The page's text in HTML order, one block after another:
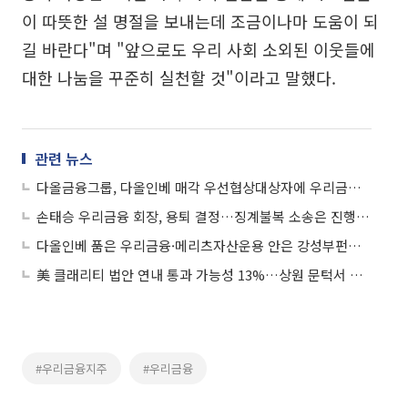
이 따뜻한 설 명절을 보내는데 조금이나마 도움이 되
길 바란다"며 "앞으로도 우리 사회 소외된 이웃들에
대한 나눔을 꾸준히 실천할 것"이라고 말했다.
관련 뉴스
다올금융그룹, 다올인베 매각 우선협상대상자에 우리금융지주 선정
손태승 우리금융 회장, 용퇴 결정…징계불복 소송은 진행할 듯
다올인베 품은 우리금융·메리츠자산운용 안은 강성부펀드, 대주주 적격성 심사 ‘주목’
美 클래리티 법안 연내 통과 가능성 13%…상원 문턱서 제동
#우리금융지주 #우리금융